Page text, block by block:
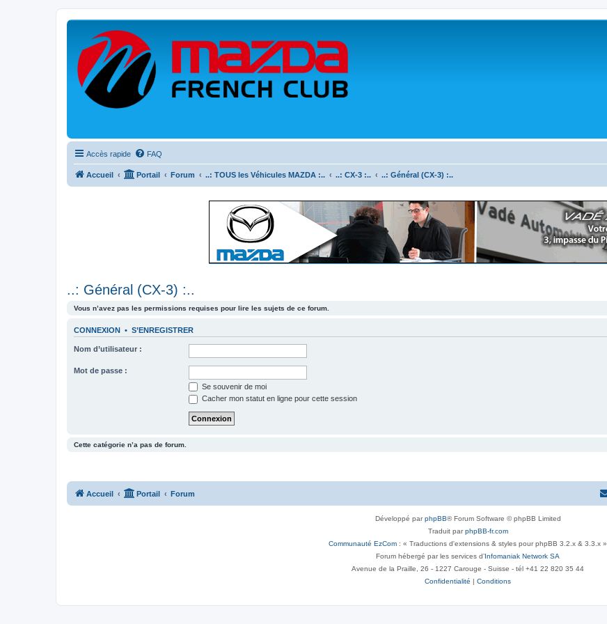
Accès rapide FAQ
Accueil Portail Forum ..: TOUS les Véhicules MAZDA :.. ..: CX-3 :.. ..: Général (CX-3) :..
..: Général (CX-3) :..
Vous n’avez pas les permissions requises pour lire les sujets de ce forum.
CONNEXION • S’ENREGISTRER
Nom d’utilisateur :
Mot de passe :
Se souvenir de moi
Cacher mon statut en ligne pour cette session
Cette catégorie n’a pas de forum.
Accueil Portail Forum
Développé parphpBB® Forum Software © phpBB Limited
Traduit parphpBB-fr.com
Communauté EzCom : « Traductions d'extensions & styles pour phpBB 3.2.x & 3.3.x »
Forum hébergé par les services d’Infomaniak Network SA
Avenue de la Praille, 26 - 1227 Carouge - Suisse - tél +41 22 820 35 44
Confidentialité | Conditions